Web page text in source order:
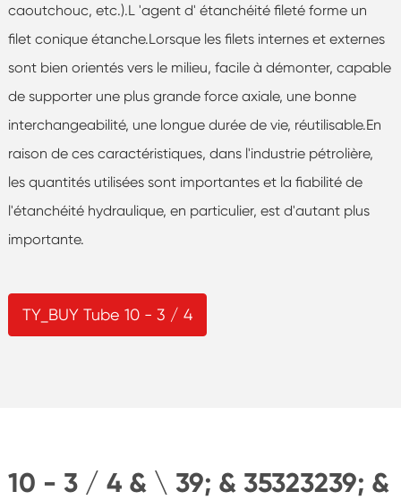
caoutchouc, etc.).L 'agent d' étanchéité fileté forme un
filet conique étanche.Lorsque les filets internes et externes
sont bien orientés vers le milieu, facile à démonter, capable
de supporter une plus grande force axiale, une bonne
interchangeabilité, une longue durée de vie, réutilisable.En
raison de ces caractéristiques, dans l'industrie pétrolière,
les quantités utilisées sont importantes et la fiabilité de
l'étanchéité hydraulique, en particulier, est d'autant plus
importante.
TY_BUY Tube 10 - 3 / 4
10 - 3 / 4 & \ 39; & 35323239; &